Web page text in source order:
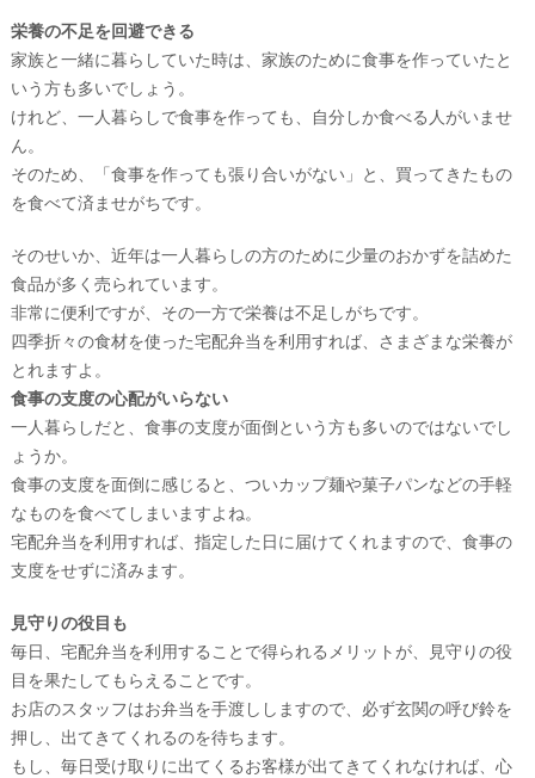
栄養の不足を回避できる
家族と一緒に暮らしていた時は、家族のために食事を作っていたと
いう方も多いでしょう。
けれど、一人暮らしで食事を作っても、自分しか食べる人がいませ
ん。
そのため、「食事を作っても張り合いがない」と、買ってきたもの
を食べて済ませがちです。
そのせいか、近年は一人暮らしの方のために少量のおかずを詰めた
食品が多く売られています。
非常に便利ですが、その一方で栄養は不足しがちです。
四季折々の食材を使った宅配弁当を利用すれば、さまざまな栄養が
とれますよ。
食事の支度の心配がいらない
一人暮らしだと、食事の支度が面倒という方も多いのではないでし
ょうか。
食事の支度を面倒に感じると、ついカップ麺や菓子パンなどの手軽
なものを食べてしまいますよね。
宅配弁当を利用すれば、指定した日に届けてくれますので、食事の
支度をせずに済みます。
見守りの役目も
毎日、宅配弁当を利用することで得られるメリットが、見守りの役
目を果たしてもらえることです。
お店のスタッフはお弁当を手渡ししますので、必ず玄関の呼び鈴を
押し、出てきてくれるのを待ちます。
もし、毎日受け取りに出てくるお客様が出てきてくれなければ、心